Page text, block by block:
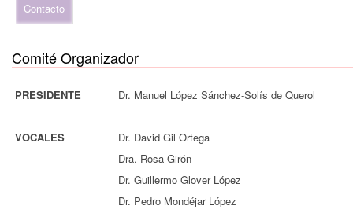
Contacto
Comité Organizador
PRESIDENTE Dr. Manuel López Sánchez-Solís de Querol
VOCALES
Dr. David Gil Ortega
Dra. Rosa Girón
Dr. Guillermo Glover López
Dr. Pedro Mondéjar López